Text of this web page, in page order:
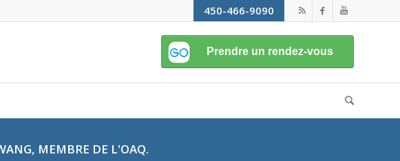
450-466-9090
MEMBRE DE L'OAQ.